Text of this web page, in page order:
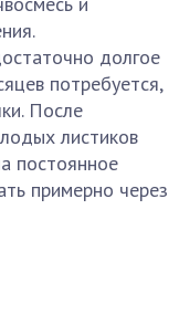
долгое
потребуется,
После
листиков
постоянное
примерно через